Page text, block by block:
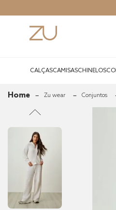
CALÇASCAMISASCHINELOS
zu wear conjuntos